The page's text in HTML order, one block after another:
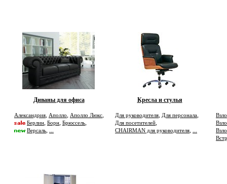
Диваны для офиса
Александрия, Аполло, Аполло Люкс,
Берлин, Борн, Брюссель,
Версаль,
Кресла и стулья
Для руководителя,Для персонала,
Для посетителей,
CHAIRMAN для руководителя,